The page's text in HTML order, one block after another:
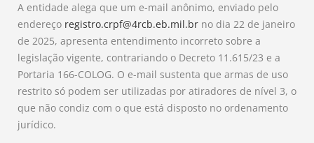
A entidade alega que um e-mail anônimo, enviado pelo
endereço registro.crpf@4rcb.eb.mil.br no dia 22 de janeiro
de 2025, apresenta entendimento incorreto sobre a
legislação vigente, contrariando o Decreto 11.615/23 e a
Portaria 166-COLOG. O e-mail sustenta que armas de uso
restrito só podem ser utilizadas por atiradores de nível 3, o
que não condiz com o que está disposto no ordenamento
jurídico.